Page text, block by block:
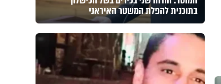
בתוכנית להפלת המשטר האיראני